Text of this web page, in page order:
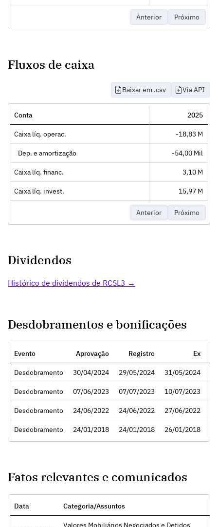
Anterior Próximo
Fluxos de caixa
Baixar em .csv Via API
Conta 2025
Caixa líq. operac. -18,83 M
Dep. e amortização -54,00 Mil
Caixa líq. financ. 3,10 M
Caixa líq. invest. 15,97 M
Anterior Próximo
Dividendos
Histórico de dividendos de RCSL3 →
Desdobramentos e bonificações
Evento Aprovação Registro Ex
Desdobramento 30/04/2024 29/05/2024 31/05/2024
Desdobramento 07/06/2023 07/07/2023 10/07/2023
Desdobramento 24/06/2022 24/06/2022 27/06/2022
Desdobramento 24/01/2018 24/01/2018 26/01/2018
Fatos relevantes e comunicados
Data Categoria/Assuntos
Valores Mobiliários Negociados e Detidos